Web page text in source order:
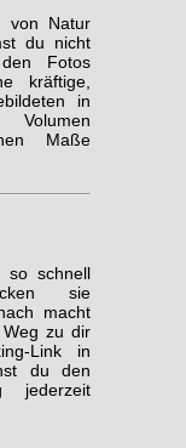
von Natur
du nicht
Fotos
kräftige,
in
Volumen
Maße
so schnell
sie
macht
zu dir
Link in
du den
jederzeit